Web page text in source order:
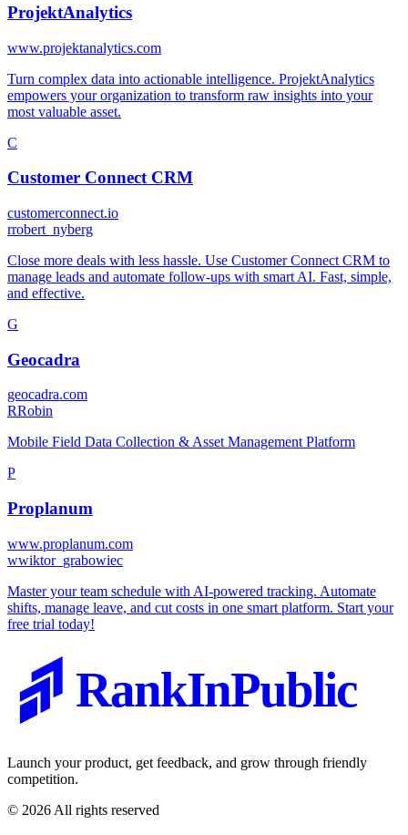
ProjektAnalytics
www.projektanalytics.com
Turn complex data into actionable intelligence. ProjektAnalytics
empowers your organization to transform raw insights into your
most valuable asset.
C
Customer Connect CRM
customerconnect.io
rrobert_nyberg
Close more deals with less hassle. Use Customer Connect CRM to
manage leads and automate follow-ups with smart AI. Fast, simple,
and effective.
G
Geocadra
geocadra.com
RRobin
Mobile Field Data Collection & Asset Management Platform
P
Proplanum
www.proplanum.com
wwiktor_grabowiec
Master your team schedule with AI-powered tracking. Automate
shifts, manage leave, and cut costs in one smart platform. Start your
free trial today!
RankInPublic
Launch your product, get feedback, and grow through friendly
competition.
© 2026 All rights reserved